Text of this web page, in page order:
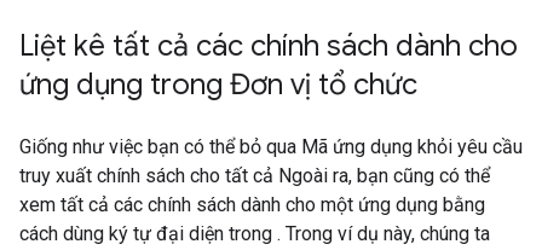
Liệt kê tất cả các chính sách dành cho
ứng dụng trong Đơn vị tổ chức
Giống như việc bạn có thể bỏ qua Mã ứng dụng khỏi yêu cầu
truy xuất chính sách cho tất cả Ngoài ra, bạn cũng có thể
xem tất cả các chính sách dành cho một ứng dụng bằng
cách dùng ký tự đại diện trong . Trong ví dụ này, chúng ta